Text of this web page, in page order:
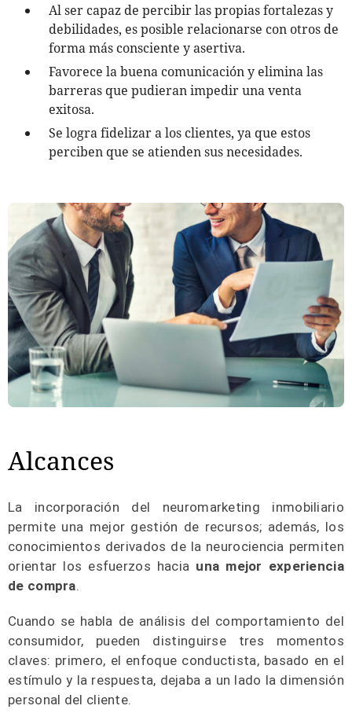
Al ser capaz de percibir las propias fortalezas y
debilidades, es posible relacionarse con otros de
forma más consciente y asertiva.
Favorece la buena comunicación y elimina las
barreras que pudieran impedir una venta
exitosa.
Se logra fidelizar a los clientes, ya que estos
perciben que se atienden sus necesidades.
Alcances
La incorporación del neuromarketing inmobiliario
permite una mejor gestión de recursos; además, los
conocimientos derivados de la neurociencia permiten
orientar los esfuerzos hacia una mejor experiencia
de compra.
Cuando se habla de análisis del comportamiento del
consumidor, pueden distinguirse tres momentos
claves: primero, el enfoque conductista, basado en el
estímulo y la respuesta, dejaba a un lado la dimensión
personal del cliente.